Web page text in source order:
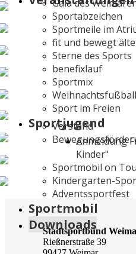
Gala des
Sportabzeichen
Sportmeile im
fit und bewegt
Sterne des Sports
benefixlauf
Sportmix
Sport im Freien
Sportjugend
Vorstand
Anmeldung
Kinder"
Sportmobil on
Kindergarten-
Adventssportfest
Sportmobil
Downloads
Stadtsportbund
Rießnerstraße 39